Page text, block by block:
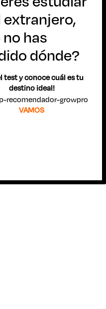
viajar, estudiar y
test y conoce cuál es tu
destino ideal!
VAMOS